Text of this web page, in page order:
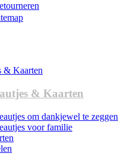
& Kaarten
& Kaarten
om dankjewel te zeggen
voor familie